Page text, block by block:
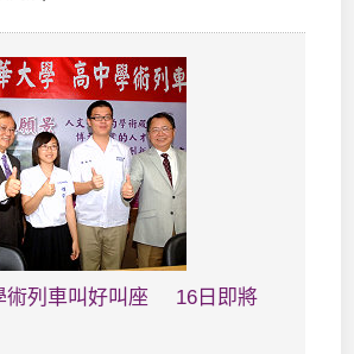
術列車叫好叫座 16日即將